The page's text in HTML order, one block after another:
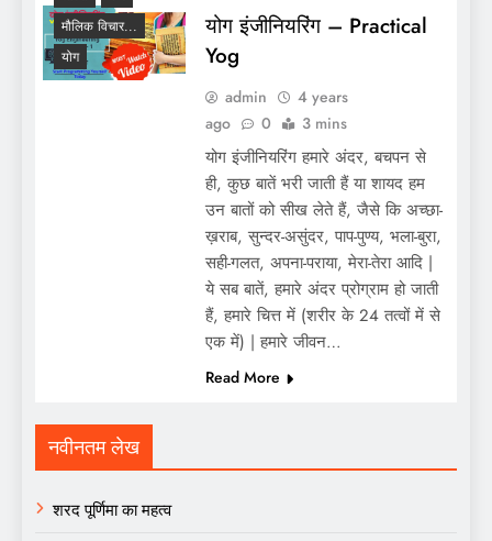
मौलिक विचार...
योग
योग इंजीनियरिंग – Practical
Yog
admin
4 years
ago
0 3 mins
योग इंजीनियरिंग हमारे अंदर, बचपन से
ही, कुछ बातें भरी जाती हैं या शायद हम
उन बातों को सीख लेते हैं, जैसे कि अच्छा-
ख़राब, सुन्दर-असुंदर, पाप-पुण्य, भला-बुरा,
सही-गलत, अपना-पराया, मेरा-तेरा आदि |
ये सब बातें, हमारे अंदर प्रोग्राम हो जाती
हैं, हमारे चित्त में (शरीर के 24 तत्वों में से
एक में) | हमारे जीवन…
Read More
नवीनतम लेख
शरद पूर्णिमा का महत्व